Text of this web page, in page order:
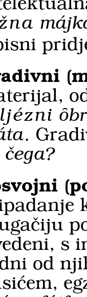
.
čega?
s
od